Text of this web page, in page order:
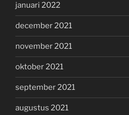
januari 2022
december 2021
november 2021
oktober 2021
september 2021
augustus 2021